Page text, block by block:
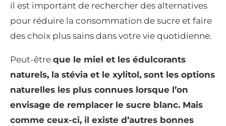
il est important de rechercher des alternatives
pour réduire la consommation de sucre et faire
des choix plus sains dans votre vie quotidienne.
Peut-être que le miel et les édulcorants
naturels, la stévia et le xylitol, sont les options
naturelles les plus connues lorsque l’on
envisage de remplacer le sucre blanc. Mais
comme ceux-ci, il existe d’autres bonnes